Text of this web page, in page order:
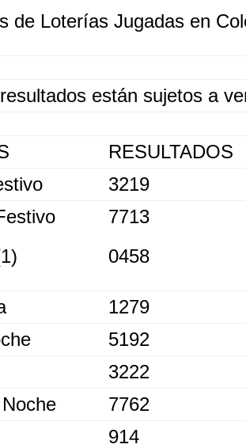
de Loterías Jugadas en
están sujetos a
RESULTADOS
3219
7713
0458
1279
5192
3222
7762
914